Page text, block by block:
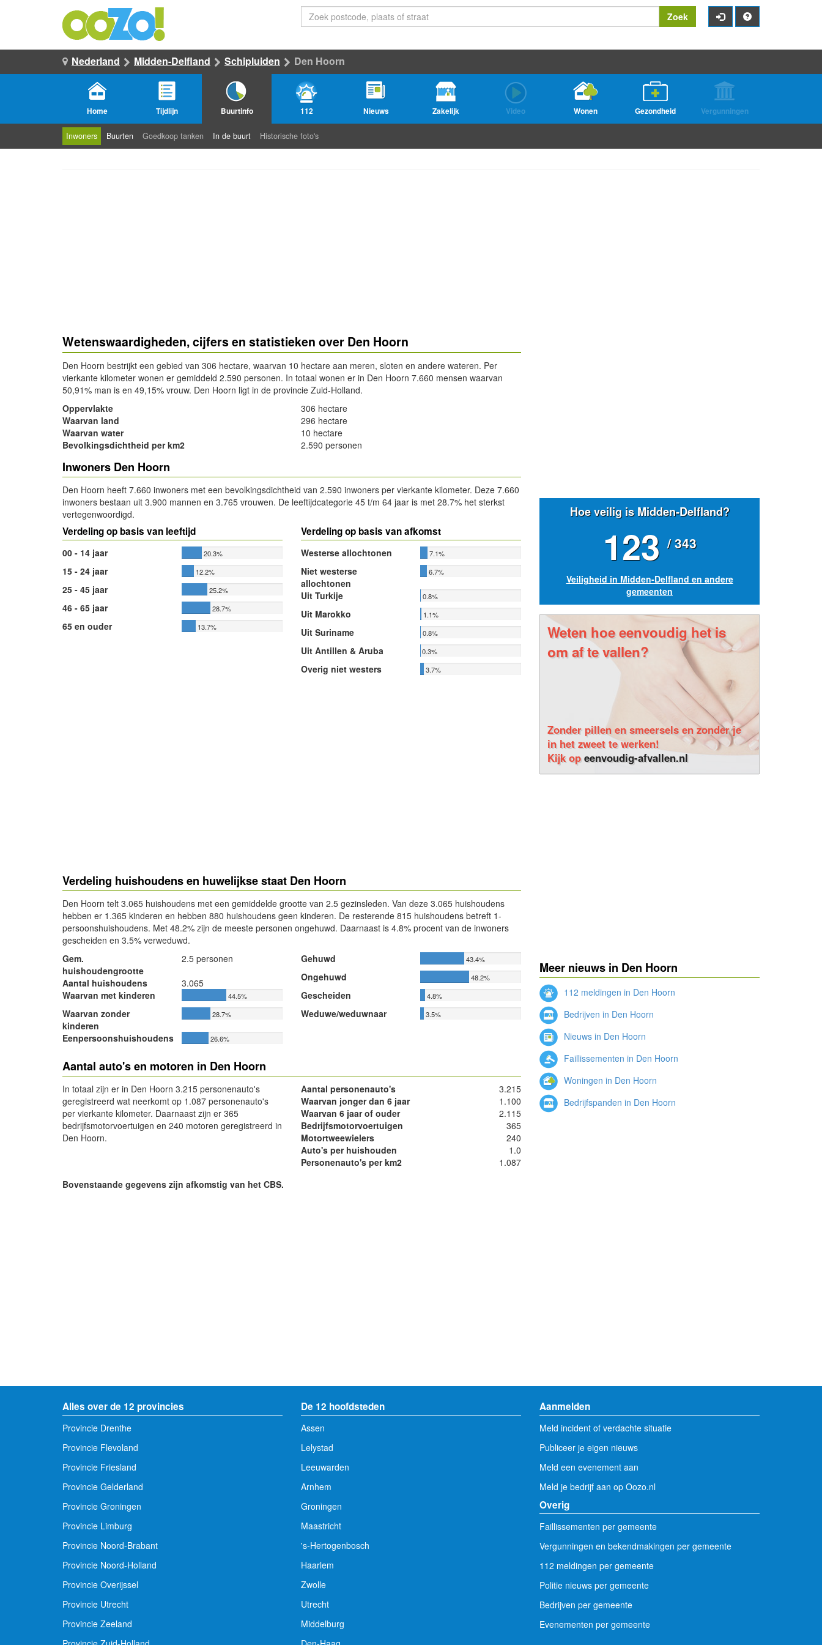
Zoek
Nederland Midden-Delfland Schipluiden Den Hoorn
Home Tijdlijn Buurtinfo 112 Nieuws Zakelijk Video Wonen Gezondheid Vergunningen
Inwoners Buurten Goedkoop tanken In de buurt Historische foto's
Wetenswaardigheden, cijfers en statistieken over Den Hoorn
Den Hoorn bestrijkt een gebied van 306 hectare, waarvan 10 hectare aan meren, sloten en andere wateren. Per
vierkante kilometer wonen er gemiddeld 2.590 personen. In totaal wonen er in Den Hoorn 7.660 mensen waarvan
50,91% man is en 49,15% vrouw. Den Hoorn ligt in de provincie Zuid-Holland.
Oppervlakte
306 hectare
Waarvan land
296 hectare
Waarvan water
10 hectare
Bevolkingsdichtheid per km2
2.590 personen
Inwoners Den Hoorn
Den Hoorn heeft 7.660 inwoners met een bevolkingsdichtheid van 2.590 inwoners per vierkante kilometer. Deze 7.660
inwoners bestaan uit 3.900 mannen en 3.765 vrouwen. De leeftijdcategorie 45 t/m 64 jaar is met 28.7% het sterkst
vertegenwoordigd.
Verdeling op basis van leeftijd
00 - 14 jaar 20.3%
15 - 24 jaar 12.2%
25 - 45 jaar 25.2%
46 - 65 jaar 28.7%
65 en ouder 13.7%
Verdeling op basis van afkomst
Westerse allochtonen 7.1%
Niet westerse
allochtonen
6.7%
Uit Turkije 0.8%
Uit Marokko 1.1%
Uit Suriname 0.8%
Uit Antillen & Aruba 0.3%
Overig niet westers 3.7%
Verdeling huishoudens en huwelijkse staat Den Hoorn
Den Hoorn telt 3.065 huishoudens met een gemiddelde grootte van 2.5 gezinsleden. Van deze 3.065 huishoudens
hebben er 1.365 kinderen en hebben 880 huishoudens geen kinderen. De resterende 815 huishoudens betreft 1-
persoonshuishoudens. Met 48.2% zijn de meeste personen ongehuwd. Daarnaast is 4.8% procent van de inwoners
gescheiden en 3.5% verweduwd.
Gem.
huishoudengrootte
2.5 personen
Aantal huishoudens
3.065
Waarvan met kinderen
44.5%
Waarvan zonder
kinderen
28.7%
Eenpersoonshuishoudens 26.6%
Gehuwd 43.4%
Ongehuwd 48.2%
Gescheiden 4.8%
Weduwe/weduwnaar 3.5%
Aantal auto's en motoren in Den Hoorn
In totaal zijn er in Den Hoorn 3.215 personenauto's
geregistreerd wat neerkomt op 1.087 personenauto's
per vierkante kilometer. Daarnaast zijn er 365
bedrijfsmotorvoertuigen en 240 motoren geregistreerd in
Den Hoorn.
Aantal personenauto's
3.215
Waarvan jonger dan 6 jaar
1.100
Waarvan 6 jaar of ouder
2.115
Bedrijfsmotorvoertuigen
365
Motortweewielers
240
Auto's per huishouden
1.0
Personenauto's per km2
1.087
Bovenstaande gegevens zijn afkomstig van het CBS.
Hoe veilig is Midden-Delfland?
123 / 343
Veiligheid in Midden-Delfland en andere
gemeenten
Weten hoe eenvoudig het is
om af te vallen?
Zonder pillen en smeersels en zonder je
in het zweet te werken!
Kijk opeenvoudig-afvallen.nl
Meer nieuws in Den Hoorn
112 meldingen in Den Hoorn
Bedrijven in Den Hoorn
Nieuws in Den Hoorn
Faillissementen in Den Hoorn
Woningen in Den Hoorn
Bedrijfspanden in Den Hoorn
Alles over de 12 provincies
Provincie Drenthe
Provincie Flevoland
Provincie Friesland
Provincie Gelderland
Provincie Groningen
Provincie Limburg
Provincie Noord-Brabant
Provincie Noord-Holland
Provincie Overijssel
Provincie Utrecht
Provincie Zeeland
De 12 hoofdsteden
Assen
Lelystad
Leeuwarden
Arnhem
Groningen
Maastricht
's-Hertogenbosch
Haarlem
Zwolle
Utrecht
Middelburg
Aanmelden
Meld incident of verdachte situatie
Publiceer je eigen nieuws
Meld een evenement aan
Meld je bedrijf aan op Oozo.nl
Overig
Faillissementen per gemeente
Vergunningen en bekendmakingen per gemeente
112 meldingen per gemeente
Politie nieuws per gemeente
Bedrijven per gemeente
Evenementen per gemeente